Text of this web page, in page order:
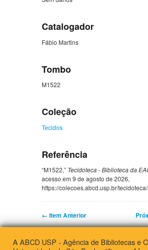
Catalogador
Fábio Martins
Tombo
M1522
Coleção
Tecidos
Referência
“M1522,” Tecidoteca - Biblioteca da
acesso em 9 de agosto de 2026,
https://colecoes.abcd.usp.br/tecidoteca/
← Item Anterior
A ABCD USP - Agência de Bibliotecas e